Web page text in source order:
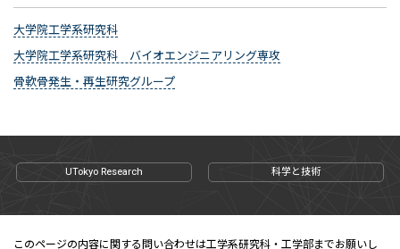
大学院工学系研究科
大学院工学系研究科 バイオエンジニアリング専攻
骨軟骨発生・再生研究グループ
UTokyo Research 科学と技術
このページの内容に関する問い合わせは工学系研究科・工学部までお願いし